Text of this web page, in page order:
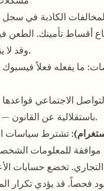
الكاذبة في سجل
أقساط تأمينك. الطعن
وقد لا ينتظر مزوّد التأمين.
ما يفعله فعلاً فيسبوك
الاجتماعي
باستقلالية عن القانون — وهي تزداد صرامة.
: تشترط سياسات
للمعلومات
تخضع حسابات
فحصاً. قد يؤدي تكرار